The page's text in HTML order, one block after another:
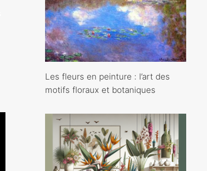
Les fleurs en peinture : l’art des
motifs floraux et botaniques